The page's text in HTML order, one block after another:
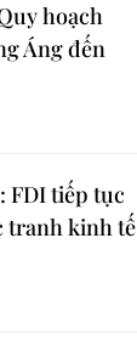
hoạch
Áng đến
FDI tiếp tục
tranh kinh tế